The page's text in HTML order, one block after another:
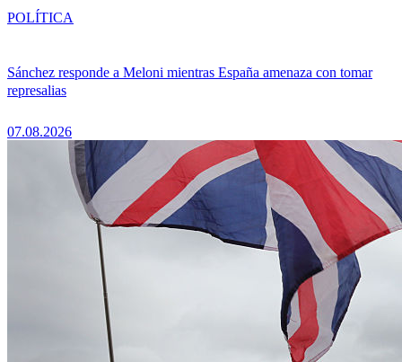
Sánchez responde a Meloni mientras España amenaza con tomar
represalias
07.08.2026
POLÍTICA